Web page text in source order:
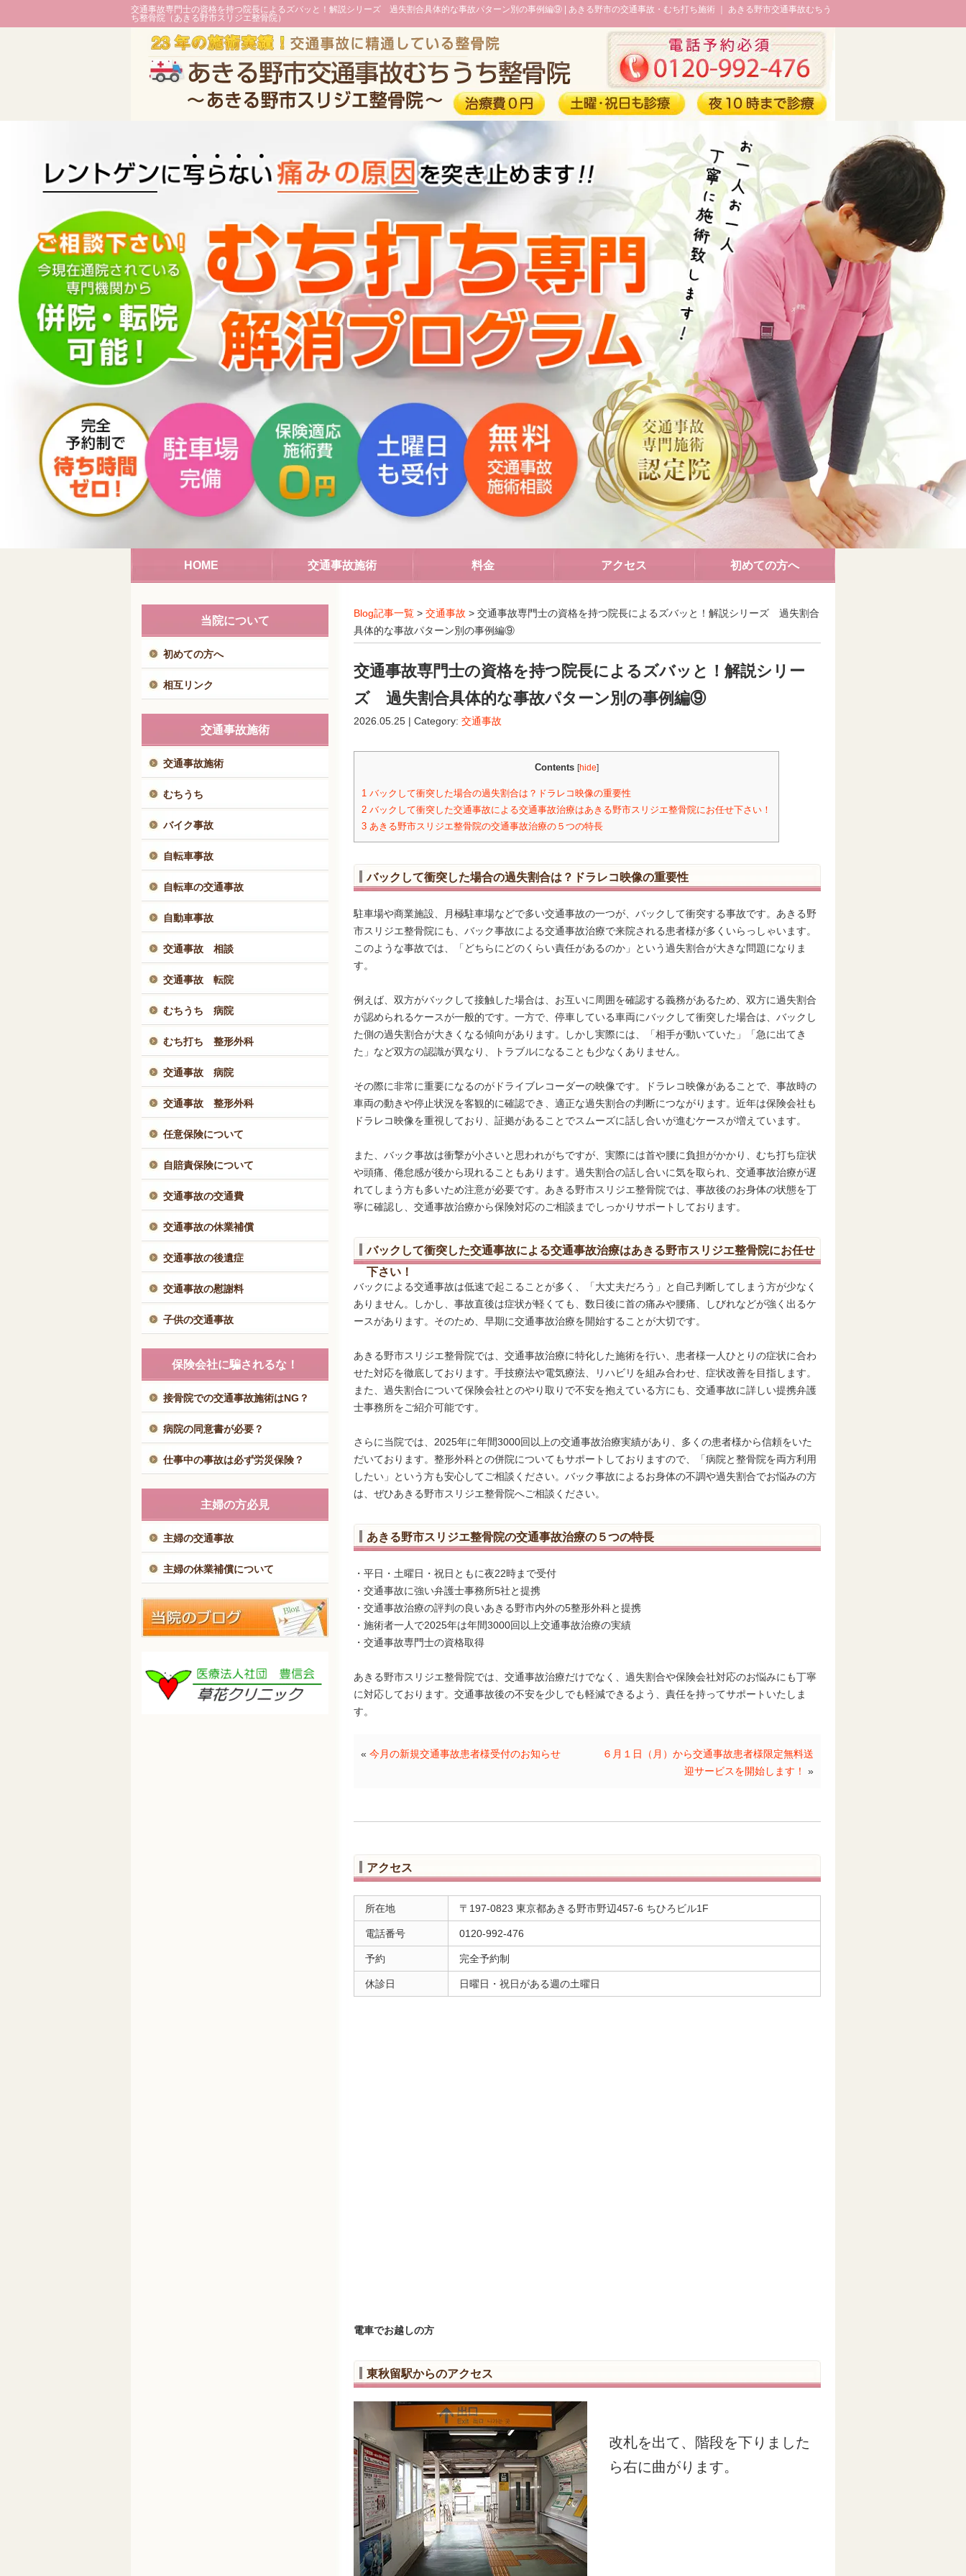
交通事故専門士の資格を持つ院長によるズバッと！解説シリーズ 過失割合具体的な事故パターン別の事例編⑨ | あきる野市の交通事故・むち打ち施術 ｜ あきる野市交通事故むちう
ち整骨院（あきる野市スリジエ整骨院）
HOME 交通事故施術 料金 アクセス 初めての方へ
Blog記事一覧 > 交通事故 > 交通事故専門士の資格を持つ院長によるズバッと！解説シリーズ 過失割合
具体的な事故パターン別の事例編⑨
交通事故専門士の資格を持つ院長によるズバッと！解説シリー
ズ 過失割合具体的な事故パターン別の事例編⑨
2026.05.25 | Category: 交通事故
Contents [hide]
1 バックして衝突した場合の過失割合は？ドラレコ映像の重要性
2 バックして衝突した交通事故による交通事故治療はあきる野市スリジエ整骨院にお任せ下さい！
3 あきる野市スリジエ整骨院の交通事故治療の５つの特長
バックして衝突した場合の過失割合は？ドラレコ映像の重要性
駐車場や商業施設、月極駐車場などで多い交通事故の一つが、バックして衝突する事故です。あきる野
市スリジエ整骨院にも、バック事故による交通事故治療で来院される患者様が多くいらっしゃいます。
このような事故では、「どちらにどのくらい責任があるのか」という過失割合が大きな問題になりま
す。
例えば、双方がバックして接触した場合は、お互いに周囲を確認する義務があるため、双方に過失割合
が認められるケースが一般的です。一方で、停車している車両にバックして衝突した場合は、バックし
た側の過失割合が大きくなる傾向があります。しかし実際には、「相手が動いていた」「急に出てき
た」など双方の認識が異なり、トラブルになることも少なくありません。
その際に非常に重要になるのがドライブレコーダーの映像です。ドラレコ映像があることで、事故時の
車両の動きや停止状況を客観的に確認でき、適正な過失割合の判断につながります。近年は保険会社も
ドラレコ映像を重視しており、証拠があることでスムーズに話し合いが進むケースが増えています。
また、バック事故は衝撃が小さいと思われがちですが、実際には首や腰に負担がかかり、むち打ち症状
や頭痛、倦怠感が後から現れることもあります。過失割合の話し合いに気を取られ、交通事故治療が遅
れてしまう方も多いため注意が必要です。あきる野市スリジエ整骨院では、事故後のお身体の状態を丁
寧に確認し、交通事故治療から保険対応のご相談までしっかりサポートしております。
バックして衝突した交通事故による交通事故治療はあきる野市スリジエ整骨院にお任せ
下さい！
バックによる交通事故は低速で起こることが多く、「大丈夫だろう」と自己判断してしまう方が少なく
ありません。しかし、事故直後は症状が軽くても、数日後に首の痛みや腰痛、しびれなどが強く出るケ
ースがあります。そのため、早期に交通事故治療を開始することが大切です。
あきる野市スリジエ整骨院では、交通事故治療に特化した施術を行い、患者様一人ひとりの症状に合わ
せた対応を徹底しております。手技療法や電気療法、リハビリを組み合わせ、症状改善を目指します。
また、過失割合について保険会社とのやり取りで不安を抱えている方にも、交通事故に詳しい提携弁護
士事務所をご紹介可能です。
さらに当院では、2025年に年間3000回以上の交通事故治療実績があり、多くの患者様から信頼をいた
だいております。整形外科との併院についてもサポートしておりますので、「病院と整骨院を両方利用
したい」という方も安心してご相談ください。バック事故によるお身体の不調や過失割合でお悩みの方
は、ぜひあきる野市スリジエ整骨院へご相談ください。
あきる野市スリジエ整骨院の交通事故治療の５つの特長
・平日・土曜日・祝日ともに夜22時まで受付
・交通事故に強い弁護士事務所5社と提携
・交通事故治療の評判の良いあきる野市内外の5整形外科と提携
・施術者一人で2025年は年間3000回以上交通事故治療の実績
・交通事故専門士の資格取得
あきる野市スリジエ整骨院では、交通事故治療だけでなく、過失割合や保険会社対応のお悩みにも丁寧
に対応しております。交通事故後の不安を少しでも軽減できるよう、責任を持ってサポートいたしま
す。
６月１日（月）から交通事故患者様限定無料送
迎サービスを開始します！
»
« 今月の新規交通事故患者様受付のお知らせ
アクセス
所在地 〒197-0823 東京都あきる野市野辺457-6 ちひろビル1F
電話番号 0120-992-476
予約 完全予約制
休診日 日曜日・祝日がある週の土曜日
電車でお越しの方
東秋留駅からのアクセス
改札を出て、階段を下りました
ら右に曲がります。
当院について
初めての方へ
相互リンク
交通事故施術
交通事故施術
むちうち
バイク事故
自転車事故
自転車の交通事故
自動車事故
交通事故 相談
交通事故 転院
むちうち 病院
むち打ち 整形外科
交通事故 病院
交通事故 整形外科
任意保険について
自賠責保険について
交通事故の交通費
交通事故の休業補償
交通事故の後遺症
交通事故の慰謝料
子供の交通事故
保険会社に騙されるな！
接骨院での交通事故施術はNG？
病院の同意書が必要？
仕事中の事故は必ず労災保険？
主婦の方必見
主婦の交通事故
主婦の休業補償について